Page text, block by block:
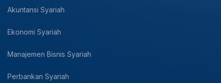
Akuntansi Syariah
Ekonomi Syariah
Manajemen Bisnis Syariah
Perbankan Syariah